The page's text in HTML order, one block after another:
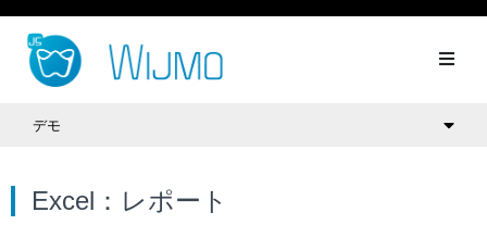
デモ
Excel：レポート